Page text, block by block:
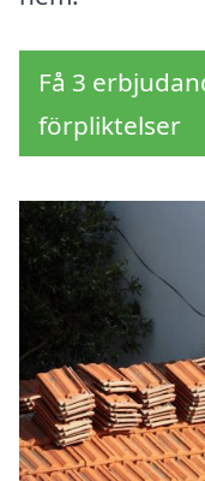
Få 3
förpliktelser